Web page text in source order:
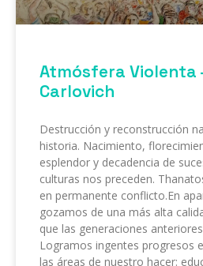
Atmósfera Violenta
Carlovich
Destrucción y reconstrucción
historia. Nacimiento,
esplendor y decadencia de
culturas nos preceden.
en permanente conflicto.En
gozamos de una más alta
que las generaciones
Logramos ingentes progresos
las áreas de nuestro hacer: